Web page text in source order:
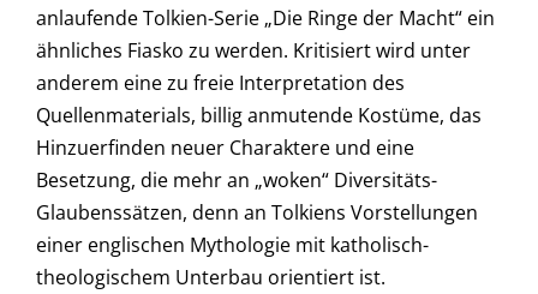
anlaufende Tolkien-Serie „Die Ringe der Macht“ ein
ähnliches Fiasko zu werden. Kritisiert wird unter
anderem eine zu freie Interpretation des
Quellenmaterials, billig anmutende Kostüme, das
Hinzuerfinden neuer Charaktere und eine
Besetzung, die mehr an „woken“ Diversitäts-
Glaubenssätzen, denn an Tolkiens Vorstellungen
einer englischen Mythologie mit katholisch-
theologischem Unterbau orientiert ist.